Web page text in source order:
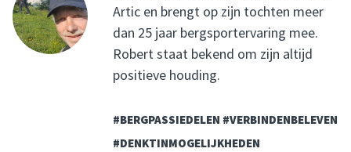
Artic en brengt op zijn tochten meer
dan 25 jaar bergsportervaring mee.
Robert staat bekend om zijn altijd
positieve houding.
#BERGPASSIEDELEN #VERBINDENBELEVEN
#DENKTINMOGELIJKHEDEN